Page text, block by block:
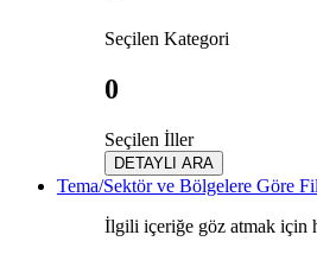
Seçilen Kategori
0
Seçilen İller
DETAYLI ARA
Tema/Sektör ve Bölgelere Göre
İlgili içeriğe göz atmak için